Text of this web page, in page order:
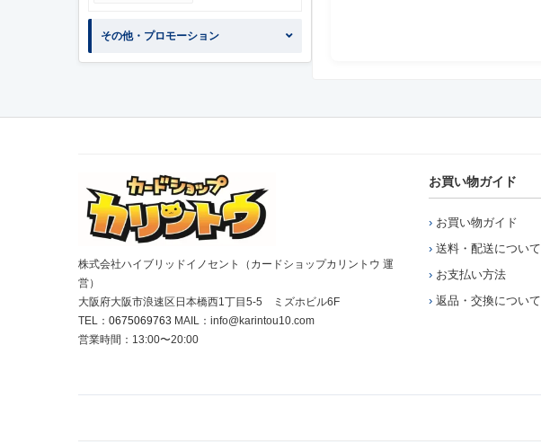
その他・プロモーション
株式会社ハイブリッドイノセント（カードショップカリントウ 運
営）
大阪府大阪市浪速区日本橋西1丁目5-5 ミズホビル6F
TEL： 0675069763 MAIL：info@karintou10.com
営業時間：13:00〜20:00
お買い物ガイド
お買い物ガイド
送料・配送について
お支払い方法
返品・交換について